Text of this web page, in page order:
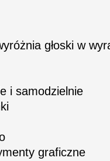
głoski w
i samodzielnie
graficzne